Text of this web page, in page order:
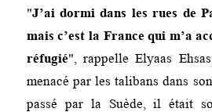
J’ai dormi dans les rues de
mais c’est la France qui m’a
réfugié , rappelle Elyaas
menacé par les talibans dans
passé par la Suède, il était